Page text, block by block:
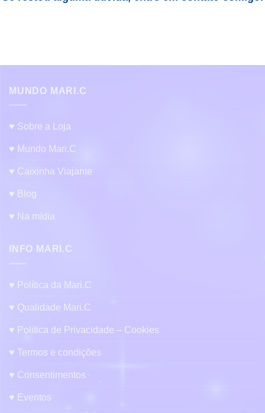
MUNDO MARI.C
♥ Sobre a Loja
♥ Mundo Mari.C
♥ Caixinha Viajante
♥ Blog
♥ Na mídia
INFO MARI.C
♥ Política da Mari.C
♥ Qualidade Mari.C
♥ Politica de Privacidade – Cookies
♥ Termos e condições
♥ Consentimentos
♥ Eventos